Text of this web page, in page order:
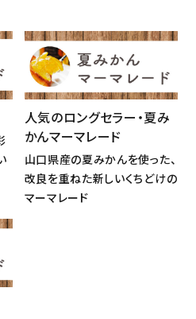
人気のロングセラー・夏み
かんマーマレード
山口県産の夏みかんを使った、
改良を重ねた新しいくちどけの
マーマレード